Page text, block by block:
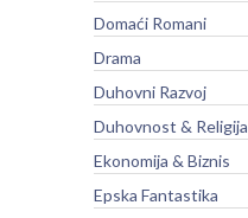
Domaći Romani
Drama
Duhovni Razvoj
Duhovnost & Religija
Ekonomija & Biznis
Epska Fantastika